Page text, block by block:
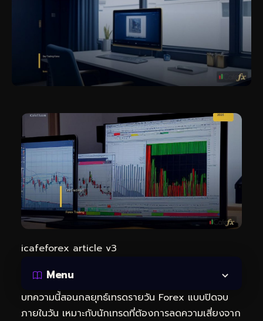
icafeforex article v3
Menu
บทความนี้สอนกลยุทธ์เทรดรายวัน Forex แบบปิดจบ
ภายในวัน เหมาะกับนักเทรดที่ต้องการลดความเสี่ยงจาก